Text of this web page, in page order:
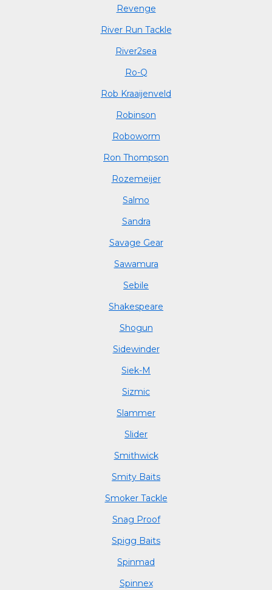
Revenge
River Run Tackle
River2sea
Ro-Q
Rob Kraaijenveld
Robinson
Roboworm
Ron Thompson
Rozemeijer
Salmo
Sandra
Savage Gear
Sawamura
Sebile
Shakespeare
Shogun
Sidewinder
Siek-M
Sizmic
Slammer
Slider
Smithwick
Smity Baits
Smoker Tackle
Snag Proof
Spigg Baits
Spinmad
Spinnex